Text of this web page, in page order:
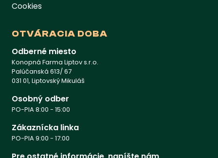
Cookies
OTVÁRACIA DOBA
Odberné miesto
Konopná Farma Liptov s.r.o.
Palúčanská 613/ 67
031 01, Liptovský Mikuláš
Osobný odber
PO-PIA 8:00 - 15:00
Zákaznícka linka
PO-PIA 9:00 - 17:00